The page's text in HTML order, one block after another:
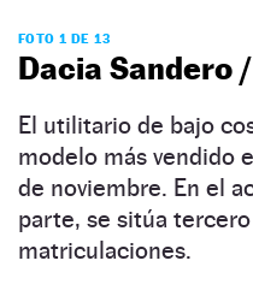
FOTO 1 DE 13
Dacia Sandero
El utilitario de bajo
modelo más vendido
de noviembre. En el
parte, se sitúa
matriculaciones.